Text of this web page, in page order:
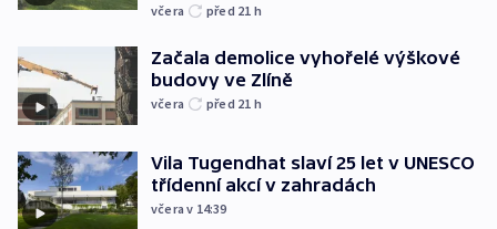
včera před 21 h
Začala demolice vyhořelé výškové
budovy ve Zlíně
včera před 21 h
Vila Tugendhat slaví 25 let v UNESCO
třídenní akcí v zahradách
včera v 14:39